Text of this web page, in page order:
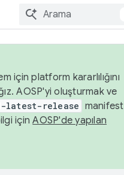
için platform kararlılığını
AOSP'yi oluşturmak ve
latest-release manifest
içinAOSP'de yapılan